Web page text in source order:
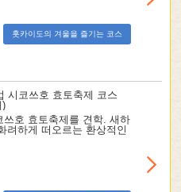
홋카이도의 겨울을 즐기는 코스
시코쓰호 효토축제 코스
)
쓰호 효토축제를 견학. 새하
려하게 떠오르는 환상적인